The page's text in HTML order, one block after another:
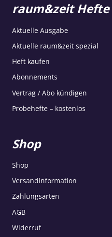
raum&zeit Hefte
Aktuelle Ausgabe
Aktuelle raum&zeit spezial
Heft kaufen
Abonnements
Vertrag / Abo kündigen
Probehefte – kostenlos
Shop
Shop
Versandinformation
Zahlungsarten
AGB
Widerruf